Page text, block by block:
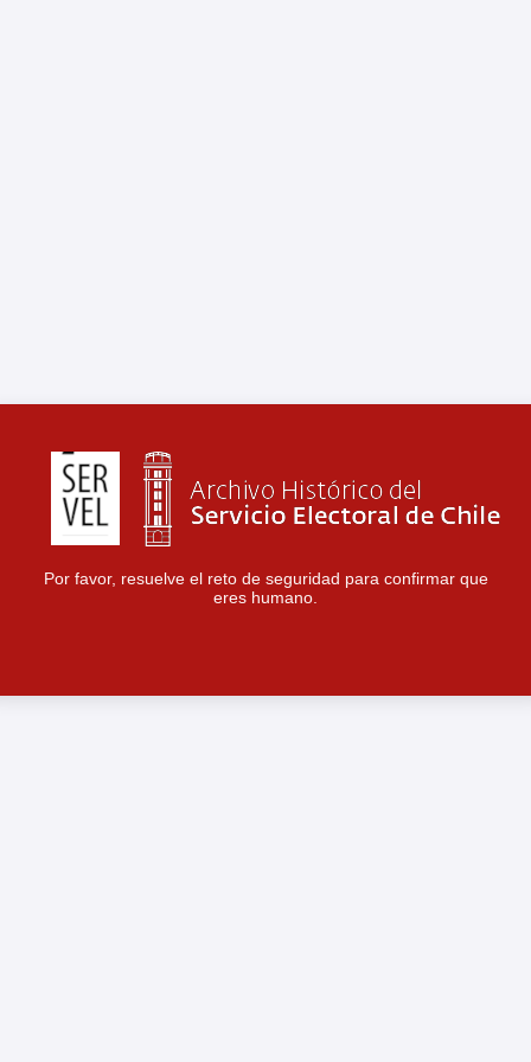
Por favor, resuelve el reto de seguridad para confirmar que
eres humano.